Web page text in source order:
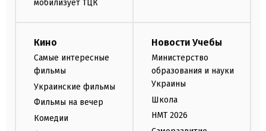
мобилизует ТЦК
Кино
Самые интересные
фильмы
Украинские фильмы
Фильмы на вечер
Комедии
Новости Учебы
Министерство
образования и науки
Украины
Школа
НМТ 2026